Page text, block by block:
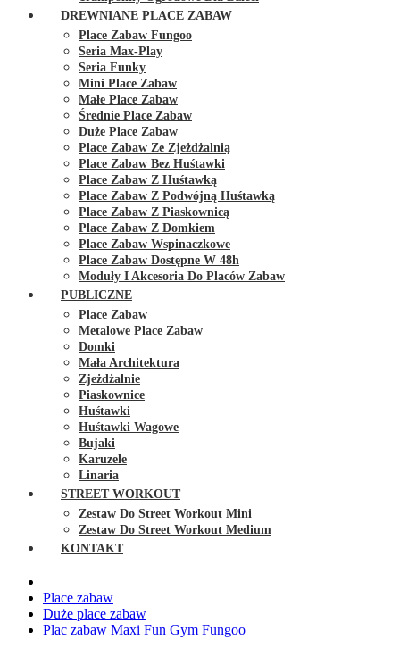
DREWNIANE PLACE ZABAW
Place Zabaw Fungoo
Seria Max-Play
Seria Funky
Mini Place Zabaw
Małe Place Zabaw
Średnie Place Zabaw
Duże Place Zabaw
Place Zabaw Ze Zjeżdżalnią
Place Zabaw Bez Huśtawki
Place Zabaw Z Huśtawką
Place Zabaw Z Podwójną Huśtawką
Place Zabaw Z Piaskownicą
Place Zabaw Z Domkiem
Place Zabaw Wspinaczkowe
Place Zabaw Dostępne W 48h
Moduły I Akcesoria Do Placów Zabaw
PUBLICZNE
Place Zabaw
Metalowe Place Zabaw
Domki
Mała Architektura
Zjeżdżalnie
Piaskownice
Huśtawki
Huśtawki Wagowe
Bujaki
Karuzele
Linaria
STREET WORKOUT
Zestaw Do Street Workout Mini
Zestaw Do Street Workout Medium
KONTAKT
Place zabaw
Duże place zabaw
Plac zabaw Maxi Fun Gym Fungoo